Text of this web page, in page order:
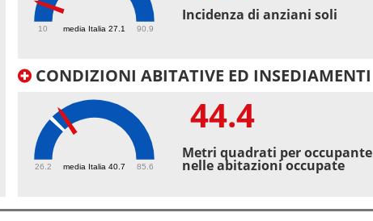
media Italia 27.1
10 90.9
Incidenza di anziani soli
CONDIZIONI ABITATIVE ED INSEDIAMENTI
media Italia 40.7
26.2 85.6
44.4
Metri quadrati per occupante
nelle abitazioni occupate